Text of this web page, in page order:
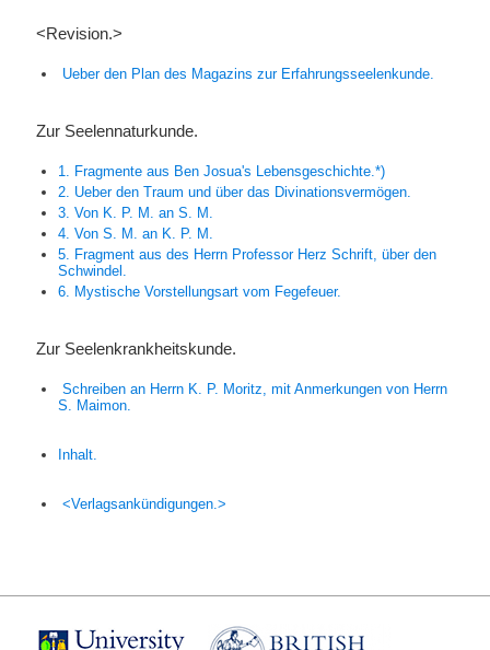
<Revision.>
Ueber den Plan des Magazins zur Erfahrungsseelenkunde.
Zur Seelennaturkunde.
1. Fragmente aus Ben Josua's Lebensgeschichte.*)
2. Ueber den Traum und über das Divinationsvermögen.
3. Von K. P. M. an S. M.
4. Von S. M. an K. P. M.
5. Fragment aus des Herrn ProfessorHerz Schrift, über den
Schwindel.
6. Mystische Vorstellungsart vom Fegefeuer.
Zur Seelenkrankheitskunde.
Schreiben an Herrn K. P. Moritz, mit Anmerkungen von Herrn
S. Maimon.
Inhalt.
<Verlagsankündigungen.>